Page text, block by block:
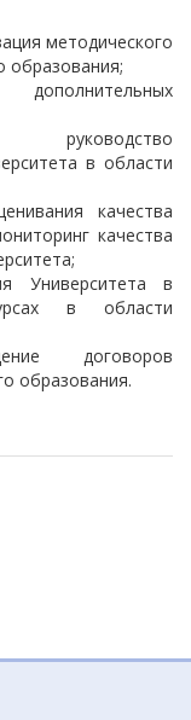
методического
образования;
руководство
в области
качества
качества
Университета в
в области
договоров
образования.